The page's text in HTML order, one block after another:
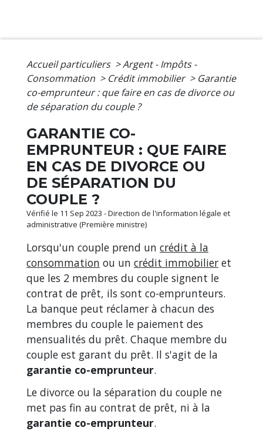
Accueil particuliers >Argent - Impôts -
Consommation > Crédit immobilier > Garantie
co-emprunteur : que faire en cas de divorce ou
de séparation du couple ?
GARANTIE CO-
EMPRUNTEUR : QUE FAIRE
EN CAS DE DIVORCE OU
DE SÉPARATION DU
COUPLE ?
Vérifié le 11 Sep 2023 - Direction de l'information légale et
administrative (Première ministre)
Lorsqu'un couple prend un crédit à la
consommation ou un crédit immobilier et
que les 2 membres du couple signent le
contrat de prêt, ils sont co-emprunteurs.
La banque peut réclamer à chacun des
membres du couple le paiement des
mensualités du prêt. Chaque membre du
couple est garant du prêt. Il s'agit de la
garantie co-emprunteur.
Le divorce ou la séparation du couple ne
met pas fin au contrat de prêt, ni à la
garantie co-emprunteur.